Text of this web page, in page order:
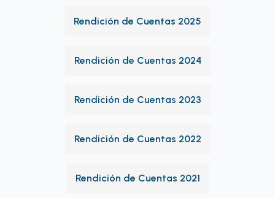
Rendición de Cuentas 2025
Rendición de Cuentas 2024
Rendición de Cuentas 2023
Rendición de Cuentas 2022
Rendición de Cuentas 2021